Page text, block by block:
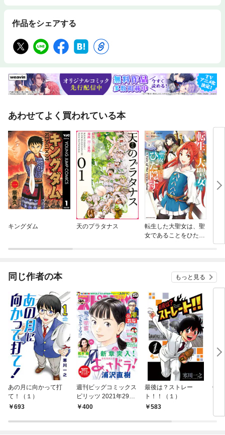
作品をシェアする
あわせてよく買われている本
キングダム 天のプラタナス
転生した大聖女は、聖
女であることをひた隠
同じ作者の本 もっと見る
あの月に向かって打
て！（１）
693
週刊ビッグコミックス
ピリッツ 2021年29号
【デジタル版限定グラ
（2021年6月21日発
400
最後は？ストレー
ト！！（１）
583